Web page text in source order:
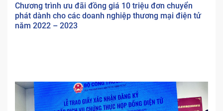
Chương trình ưu đãi đồng giá 10 triệu đơn chuyển
phát dành cho các doanh nghiệp thương mại điện tử
năm 2022 – 2023